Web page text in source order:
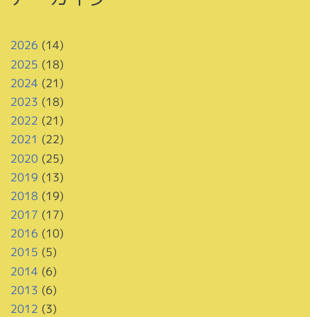
2026 (14)
2025 (18)
2024 (21)
2023 (18)
2022 (21)
2021 (22)
2020(25)
2019 (13)
2018 (19)
2017 (17)
2016 (10)
2015 (5)
2014 (6)
2013 (6)
2012 (3)